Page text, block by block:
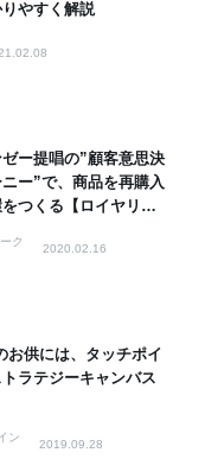
やすく解説
ー提唱の”顧客意思決
ー”で、商品を再購入
つくる【ロイヤリテ
ク
2020.02.16
お供には、タッチポイ
ラテジーキャンバス
ン
2019.09.28